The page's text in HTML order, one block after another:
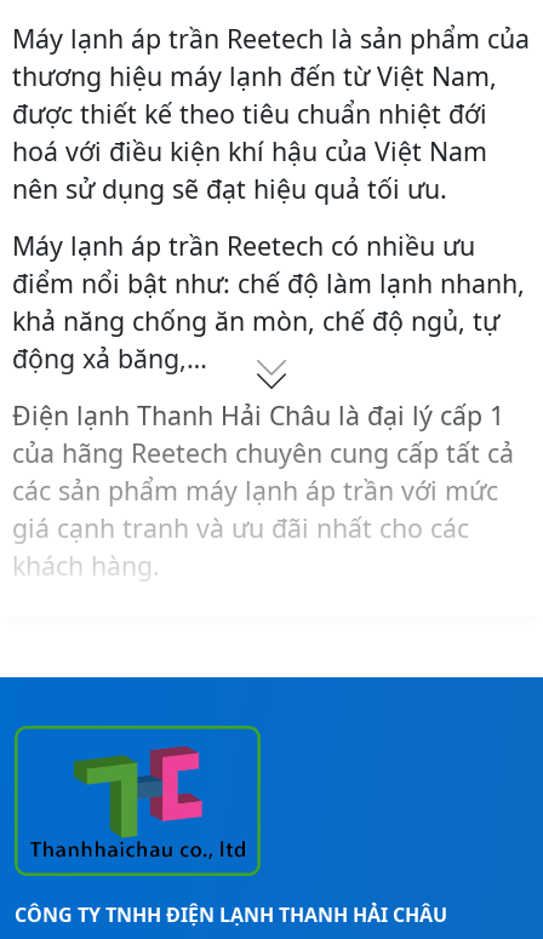
Máy lạnh áp trần Reetech là sản phẩm của
thương hiệu máy lạnh đến từ Việt Nam,
được thiết kế theo tiêu chuẩn nhiệt đới
hoá với điều kiện khí hậu của Việt Nam
nên sử dụng sẽ đạt hiệu quả tối ưu.
Máy lạnh áp trần Reetech có nhiều ưu
điểm nổi bật như: chế độ làm lạnh nhanh,
khả năng chống ăn mòn, chế độ ngủ, tự
động xả băng,…
Điện lạnh Thanh Hải Châu là đại lý cấp 1
của hãng Reetech chuyên cung cấp tất cả
các sản phẩm máy lạnh áp trần với mức
giá cạnh tranh và ưu đãi nhất cho các
khách hàng.
trình nhanh nhất!
CÔNG TY TNHH ĐIỆN LẠNH THANH HẢI CHÂU